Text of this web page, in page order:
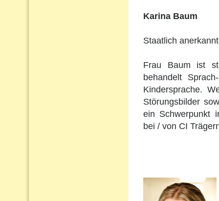
Karina Baum
Staatlich
Frau Baum ist
behandelt
Kindersprache.
Störungsbilder
ein Schwerpunkt
bei / von CI